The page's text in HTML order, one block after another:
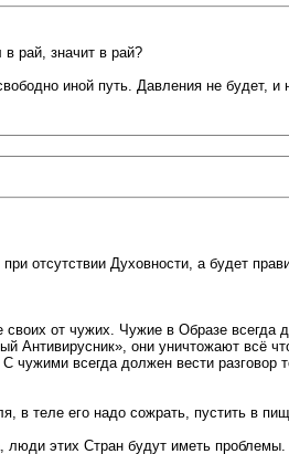
рай, значит в рай?
иной путь. Давления не будет,
отсутствии Духовности, а будет
от чужих. Чужие в Образе
Антивирусник», они уничтожают всё
С чужими всегда должен вести
в теле его надо сожрать, пустить в
люди этих Стран будут иметь проблемы.